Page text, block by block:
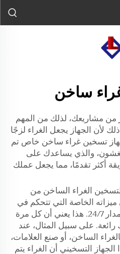
ساخن
من مشاريعك، لذلك من المهم
لأن الجهاز يجعل الغراء لزجًا
تسخين غراء ساخن خاص تم
والذي يساعدك على
أكثر تقدمًا، مما يجعل عملك
الغراء الساخن من
الخاصة التي تتحكم في
درجة الحرارة المناسبة على مدار 24/7. هذا يعني أن كل مرة
على سبيل المثال، عند
الساخن، أو صنع العلامات،
التسخيني أن الغراء يتم